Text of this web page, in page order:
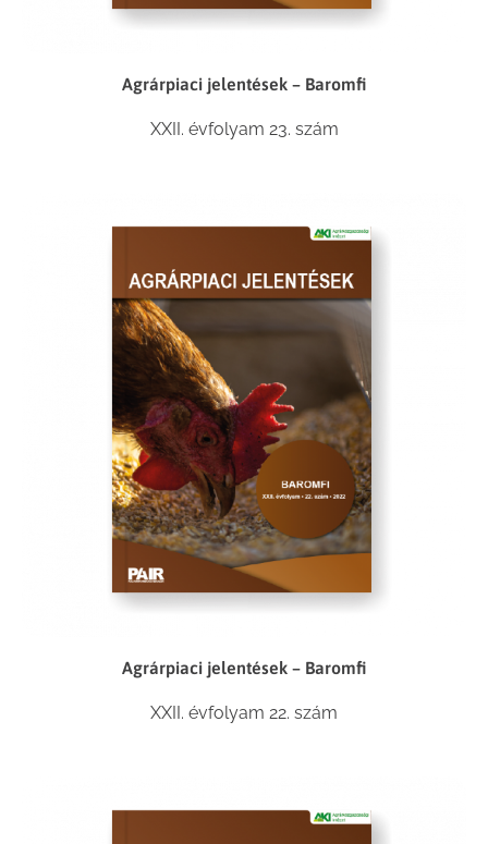
Agrárpiaci jelentések – Baromfi
XXII. évfolyam 23. szám
Agrárpiaci jelentések – Baromfi
XXII. évfolyam 22. szám